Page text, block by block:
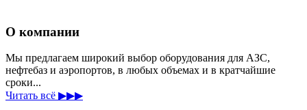
О компании
Мы предлагаем широкий выбор оборудования для АЗС,
нефтебаз и аэропортов, в любых объемах и в кратчайшие
сроки...
Читать всё ▶▶▶